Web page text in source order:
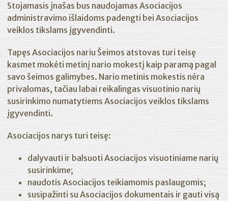
Stojamasis įnašas bus naudojamas Asociacijos
administravimo išlaidoms padengti bei Asociacijos
veiklos tikslams įgyvendinti.
Tapęs Asociacijos nariu Šeimos atstovas turi teisę
kasmet mokėti metinį nario mokestį kaip paramą pagal
savo šeimos galimybes. Nario metinis mokestis nėra
privalomas, tačiau labai reikalingas visuotinio narių
susirinkimo numatytiems Asociacijos veiklos tikslams
įgyvendinti.
Asociacijos narys turi teisę:
dalyvauti ir balsuoti Asociacijos visuotiniame narių
susirinkime;
naudotis Asociacijos teikiamomis paslaugomis;
susipažinti su Asociacijos dokumentais ir gauti visą